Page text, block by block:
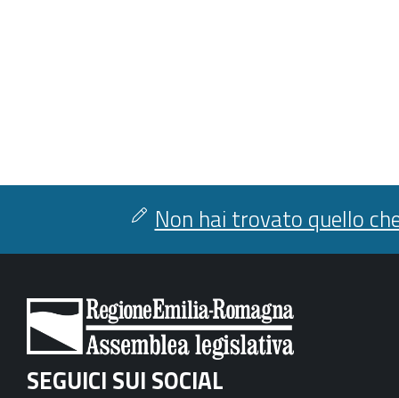
Non hai trovato quello
SEGUICI SUI SOCIAL